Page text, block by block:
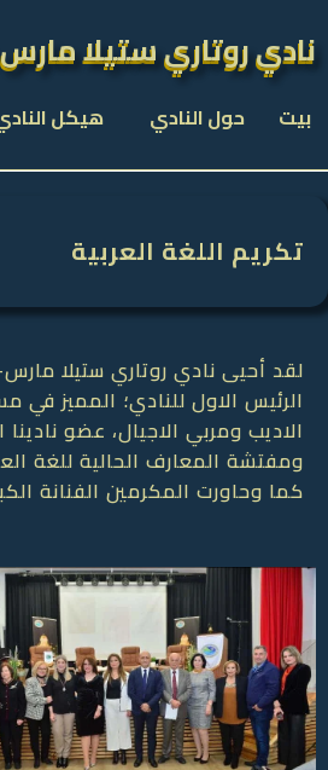
نادي روتاري ستيلا
نادي روتاري ستيلا
بيت حول النادي هيكل
تكريم اللغة العربية
لقد أحيى نادي روتاري ستيلا مارس-حيفا يوم الخميس 24.02.2022 حفل
الرئيس الاول للنادي؛ المميز في
الاديب ومربي الاجيال، عضو
ومفتشة المعارف الحالية للغة
كما وحاورت المكرمين الفنانة